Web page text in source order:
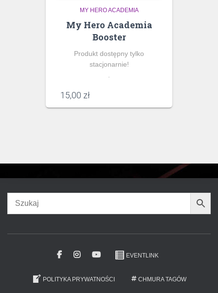
MY HERO ACADEMIA
My Hero Academia
Booster
Produkt dostępny tylko
stacjonarnie!
15,00 zł
EVENTLINK
POLITYKA PRYWATNOŚCI CHMURA TAGÓW